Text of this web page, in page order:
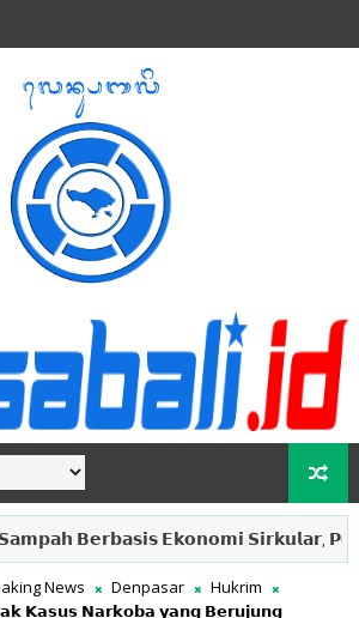
𝗕𝗲𝗿𝗯𝗮𝘀𝗶𝘀 𝗘𝗸𝗼𝗻𝗼𝗺𝗶 𝗦𝗶𝗿𝗸𝘂𝗹𝗮𝗿,
News Denpasar
Hukrim
𝗞𝗮𝘀𝘂𝘀 𝗡𝗮𝗿𝗸𝗼𝗯𝗮 𝘆𝗮𝗻𝗴 𝗕𝗲𝗿𝘂𝗷𝘂𝗻𝗴